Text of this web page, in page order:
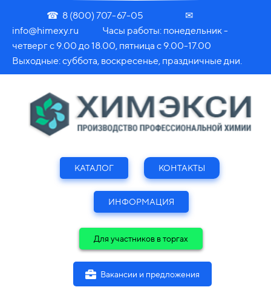
☎ 8 (800) 707-67-05 ✉
info@himexy.ru Часы работы: понедельник -
четверг с 9.00 до 18.00, пятница с 9.00-17.00
Выходные: суббота, воскресенье, праздничные дни.
КАТАЛОГ КОНТАКТЫ
ИНФОРМАЦИЯ
Для участников в торгах
Вакансии и предложения